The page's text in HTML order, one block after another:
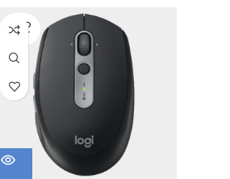
SOLD
OUT